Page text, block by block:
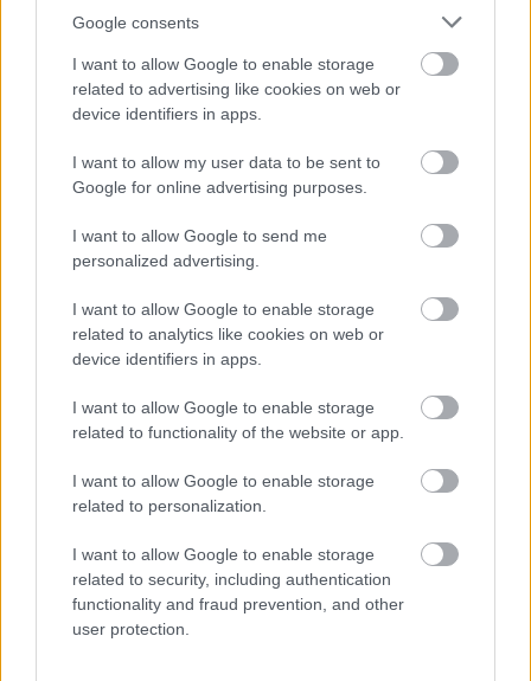
Google consents
I want to allow Google to enable storage
related to advertising like cookies on web or
device identifiers in apps.
I want to allow my user data to be sent to
Google for online advertising purposes.
I want to allow Google to send me
personalized advertising.
I want to allow Google to enable storage
related to analytics like cookies on web or
device identifiers in apps.
I want to allow Google to enable storage
related to functionality of the website or app.
I want to allow Google to enable storage
related to personalization.
I want to allow Google to enable storage
related to security, including authentication
functionality and fraud prevention, and other
user protection.
με τα ακόλουθα:
Δρόμος 100 μ. σε χρόνο 17’’ (μια προσπάθεια).
προσπάθεια).
Άλμα σε ύψος με φόρα τουλάχιστον 1,00μ.
(τρεις προσπάθειες).
Άλμα σε μήκος με φόρα τουλάχιστον 3,60 μ.
(τρεις προσπάθειες).
Ρίψη σφαίρας (7,275 χλγ.) σε απόσταση
τουλάχιστον 4,40μ., ως μέσος όρος του
αθροίσματος της καλύτερης επιμέρους επίδοσης
με το δεξί και το αριστερό χέρι (τρεις
προσπάθειες ανά χέρι).
Ελεύθερη κολύμβηση σε απόσταση 50 μέτρων
σε χρόνο δύο (02) λεπτών (μία προσπάθεια).